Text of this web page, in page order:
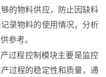
的物料供应，防止因缺料
录物料的使用情况，分析
参考。
过程控制模块主要是监控
过程的稳定性和质量，通